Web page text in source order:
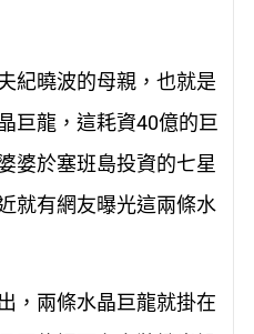
紀曉波的母親，也就是
巨龍，這耗資40億的巨
婆於塞班島投資的七星
就有網友曝光這兩條水
，兩條水晶巨龍就掛在